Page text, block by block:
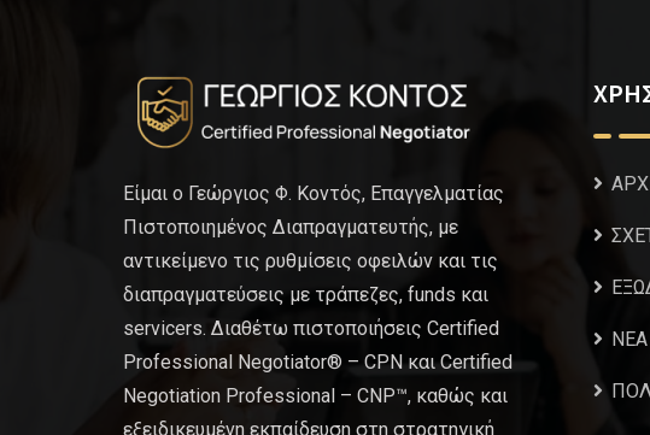
Είμαι ο Γεώργιος Φ. Κοντός, Επαγγελματίας
Πιστοποιημένος Διαπραγματευτής, με
αντικείμενο τις ρυθμίσεις οφειλών και τις
διαπραγματεύσεις με τράπεζες, funds και
servicers. Διαθέτω πιστοποιήσεις Certified
Professional Negotiator® – CPN και Certified
Negotiation Professional – CNP™, καθώς και
εξειδικευμένη εκπαίδευση στη στρατηγική
NEA